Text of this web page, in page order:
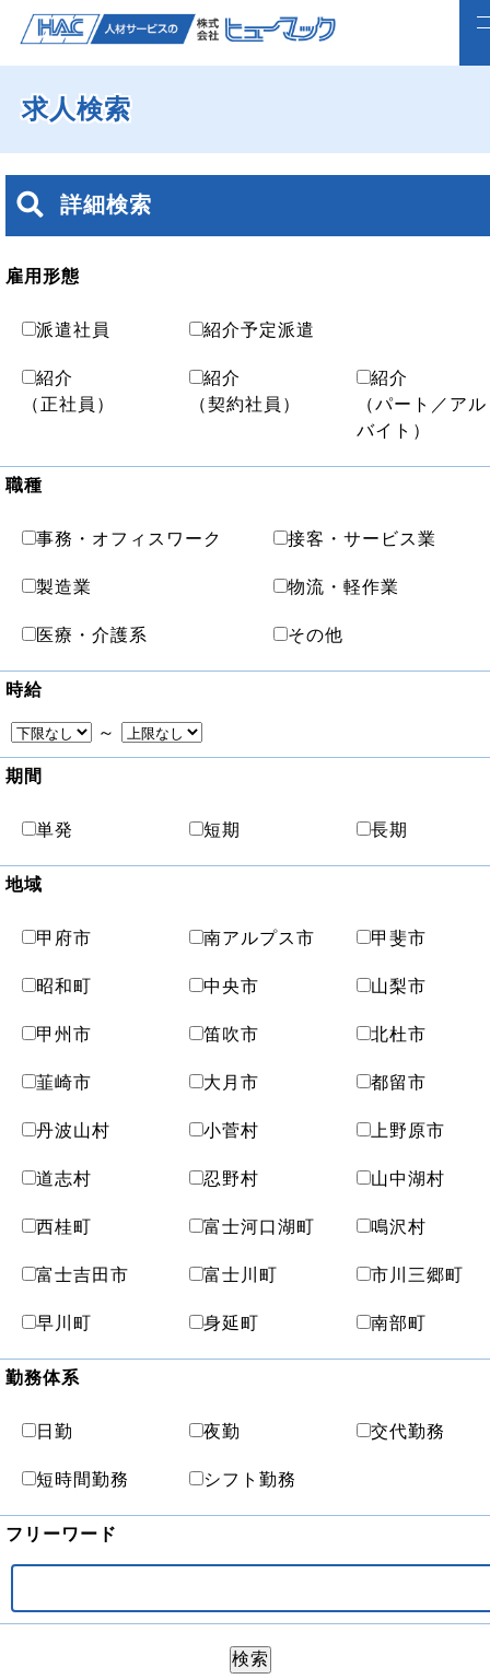
求人検索
よくいただくご質問
福利厚生
求人検索
詳細検索
雇用形態
派遣社員 紹介予定派遣
紹介
（正社員）
紹介
（契約社員）
紹介
（パート／アル
バイト）
職種
事務・オフィスワーク 接客・サービス業
製造業 物流・軽作業
医療・介護系 その他
時給
～
期間
単発 短期 長期
地域
甲府市 南アルプス市 甲斐市
昭和町 中央市 山梨市
甲州市 笛吹市 北杜市
韮崎市 大月市 都留市
丹波山村 小菅村 上野原市
道志村 忍野村 山中湖村
西桂町 富士河口湖町 鳴沢村
富士吉田市 富士川町 市川三郷町
早川町 身延町 南部町
勤務体系
日勤 夜勤 交代勤務
短時間勤務 シフト勤務
フリーワード